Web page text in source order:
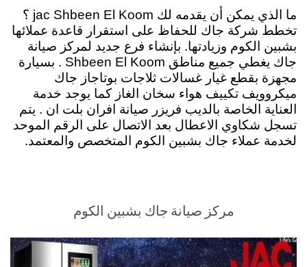
ما الذي يمكن أن يقدمه لك jac Shbeen El Koom ؟
تخطط شركة جاك للحفاظ على استقرار قاعدة عملائها
بشبين الكوم وزيادتها. بإنشاء فرع جديد لمركز صيانة
جاك يغطي جميع مناطق Shbeen El Koom . بسيارة
مجهزة بقطع غيار غسالات ثلاجات بوتاجاز جاك
ميكروويف تكييف هواء سخان الغاز كما يوجد خدمة
العناية الخاصة بالديب فريزر صيانة افران بلت ان . يتم
تسجل شكاوي الاعطال بعد الاتصال على الرقم الموحد
لخدمة عملاء جاك بشبين الكوم المتخصص والمعتمد.
مركز صيانة جاك بشبين الكوم